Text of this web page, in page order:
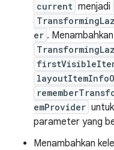
current menjadi
er .
emProvider
parameter yang
Menambahkan